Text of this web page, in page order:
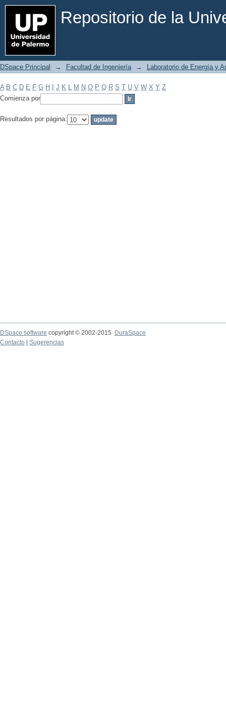
Repositorio de la
Filtrar por: Materia
DSpace Principal → Facultad de Ingeniería → Laboratorio de Energía y
A B C D E F G H J K L M N O P Q R S T U V W X Y Z
Comienza por
Resultados por página:
DSpace software copyright © 2002-2015
DuraSpace
Contacto
Sugerencias